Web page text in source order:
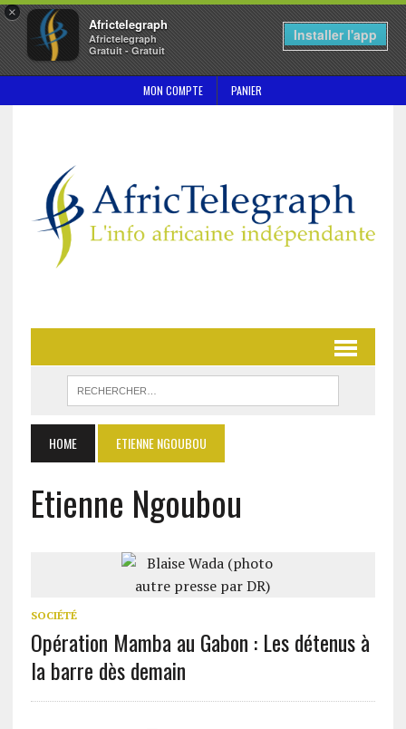
×
Africtelegraph
Africtelegraph
Gratuit - Gratuit
Installer l'app
MON COMPTE PANIER
HOME ETIENNE NGOUBOU
Etienne Ngoubou
SOCIÉTÉ
Opération Mamba au Gabon : Les détenus à
la barre dès demain